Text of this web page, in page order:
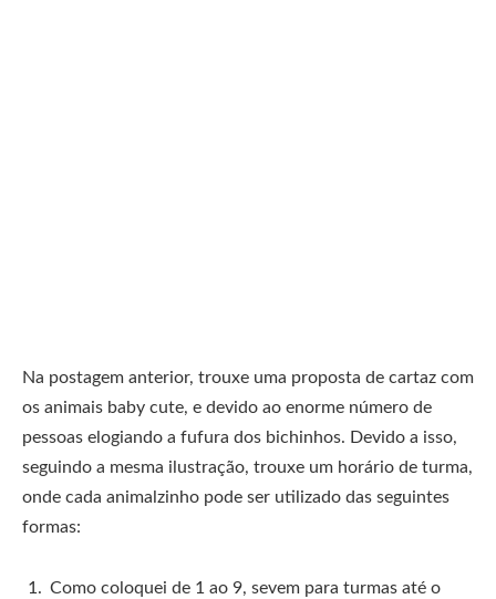
Na postagem anterior, trouxe uma proposta de cartaz com
os animais baby cute, e devido ao enorme número de
pessoas elogiando a fufura dos bichinhos. Devido a isso,
seguindo a mesma ilustração, trouxe um horário de turma,
onde cada animalzinho pode ser utilizado das seguintes
formas:
Como coloquei de 1 ao 9, sevem para turmas até o